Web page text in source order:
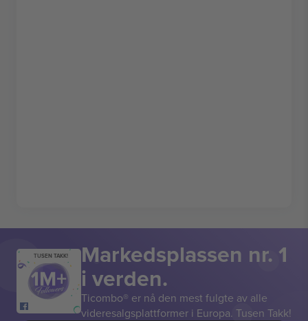
TUSEN TAKK! Markedsplassen nr. 1
i verden.
Ticombo® er nå den mest fulgte av alle
videresalgsplattformer i Europa. Tusen Takk!